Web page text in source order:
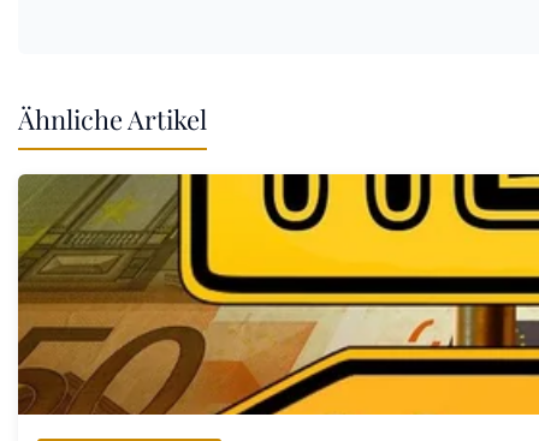
Ähnliche Artikel